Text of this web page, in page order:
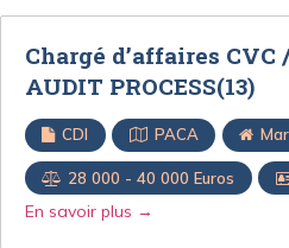
Chargé d’affaires CVC
AUDIT PROCESS(13)
CDI PACA
28 000 - 40 000 Euros
En savoir plus